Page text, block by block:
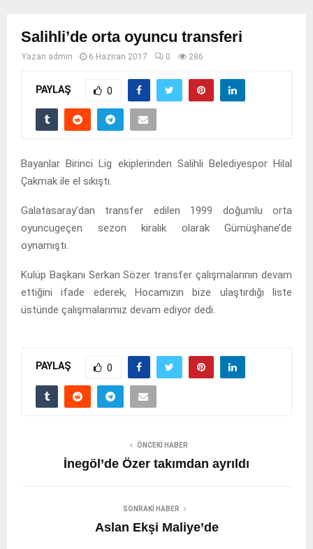
Salihli’de orta oyuncu transferi
Yazan admin 6 Haziran 2017 0 286
PAYLAŞ 0
Bayanlar Birinci Lig ekiplerinden Salihli Belediyespor Hilal
Çakmak ile el sıkıştı.
Galatasaray’dan transfer edilen 1999 doğumlu orta
oyuncugeçen sezon kiralık olarak Gümüşhane’de
oynamıştı.
Kulüp Başkanı Serkan Sözer transfer çalışmalarının devam
ettiğini ifade ederek, Hocamızın bize ulaştırdığı liste
üstünde çalışmalarımız devam ediyor dedi.
PAYLAŞ 0
ÖNCEKI HABER
İnegöl’de Özer takımdan ayrıldı
SONRAKI HABER
Aslan Ekşi Maliye’de